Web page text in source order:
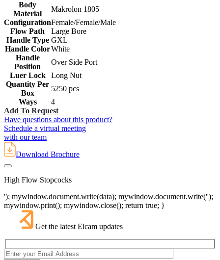
Body
Material
Makrolon 1805
ConfigurationFemale/Female/Male
Flow Path
Large Bore
Handle Type GXL
Handle ColorWhite
Handle
Position
Over Side Port
Luer Lock
Long Nut
Quantity Per
Box
5250 pcs
Ways
4
Add To Request
Have questions about this product?
Schedule a virtual meeting
with our team
Download Brochure
High Flow Stopcocks
'); mywindow.document.write(data); mywindow.document.write('');
mywindow.print(); mywindow.close(); return true; }
Get the latest Elcam updates